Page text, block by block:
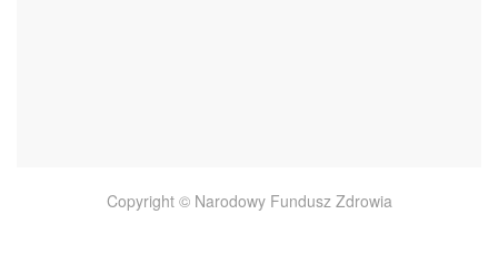
Copyright © Narodowy Fundusz Zdrowia